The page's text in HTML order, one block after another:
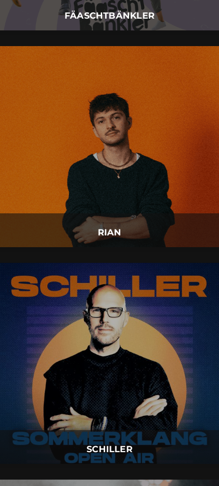
FÄASCHTBÄNKLER
RIAN
RIAN
2026 | Montag |
Mehr Details
SCHILLER
SCHILLER
SCHILLER
11. September 2026 | Freitag | Insel Mainau
Mehr Details